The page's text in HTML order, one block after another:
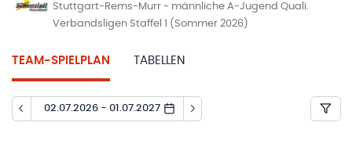
Stuttgart-Rems-Murr - männliche A-Jugend Quali.
Verbandsligen Staffel 1 (Sommer 2026)
TEAM-SPIELPLAN TABELLEN
02.07.2026 - 01.07.2027